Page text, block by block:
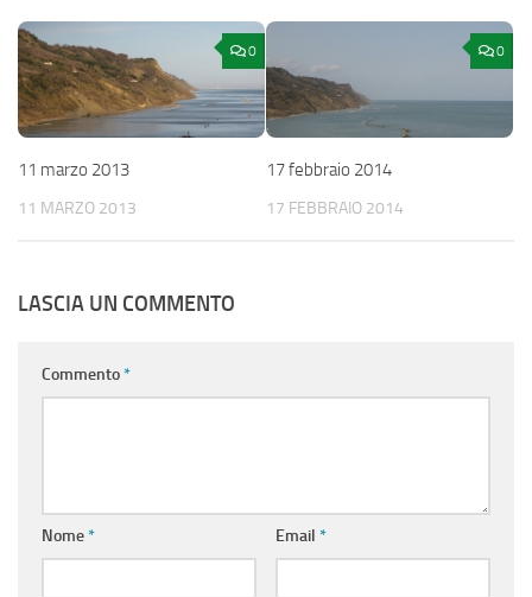
0
11 marzo 2013
11 MARZO 2013
0
17 febbraio 2014
17 FEBBRAIO 2014
LASCIA UN COMMENTO
Commento*
Nome* Email *